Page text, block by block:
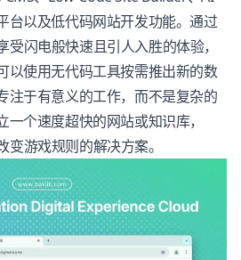
台以及低代码网站开发功能。通过
闪电般快速且引人入胜的体验，
以使用无代码工具按需推出新的数
注于有意义的工作，而不是复杂的
个速度超快的网站或知识库，
游戏规则的解决方案。